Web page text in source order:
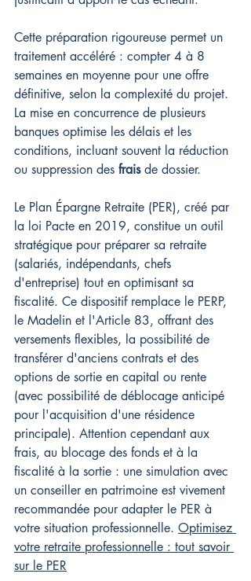
Cette préparation rigoureuse permet un
traitement accéléré : compter 4 à 8
semaines en moyenne pour une offre
définitive, selon la complexité du projet.
La mise en concurrence de plusieurs
banques optimise les délais et les
conditions, incluant souvent la réduction
ou suppression des frais de dossier.
Le Plan Épargne Retraite (PER), créé par
la loi Pacte en 2019, constitue un outil
stratégique pour préparer sa retraite
(salariés, indépendants, chefs
d'entreprise) tout en optimisant sa
fiscalité. Ce dispositif remplace le PERP,
le Madelin et l'Article 83, offrant des
versements flexibles, la possibilité de
transférer d'anciens contrats et des
options de sortie en capital ou rente
(avec possibilité de déblocage anticipé
pour l'acquisition d'une résidence
principale). Attention cependant aux
frais, au blocage des fonds et à la
fiscalité à la sortie : une simulation avec
un conseiller en patrimoine est vivement
recommandée pour adapter le PER à
votre situation professionnelle. Optimisez
votre retraite professionnelle : tout savoir
sur le PER